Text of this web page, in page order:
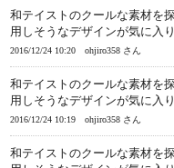
和テイストのクールな素材を
用しそうなデザインが気に入
2016/12/24 10:20 ohjiro358 さん
和テイストのクールな素材を
用しそうなデザインが気に入
2016/12/24 10:19 ohjiro358 さん
和テイストのクールな素材を